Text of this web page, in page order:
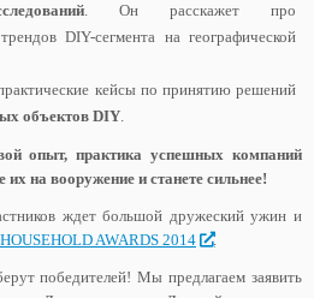
. Он расскажет про
DIY-сегмента на географической
кейсы по принятию решений
объектов DIY.
опыт, практика успешных компаний
на вооружение и станете сильнее!
ждет большой дружеский ужин и
AWARDS 2014 .
победителей! Мы предлагаем заявить